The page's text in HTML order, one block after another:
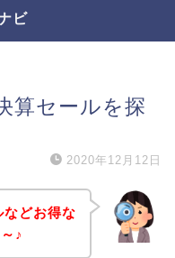
ビ
算セールを探
2020年12月12日
などお得な
♪